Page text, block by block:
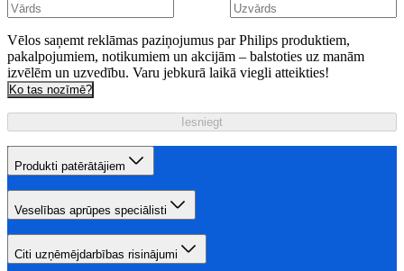
Vēlos saņemt reklāmas paziņojumus par Philips produktiem,
pakalpojumiem, notikumiem un akcijām – balstoties uz manām
izvēlēm un uzvedību. Varu jebkurā laikā viegli atteikties!
Ko tas nozīmē?
Iesniegt
Produkti patērātājiem
Veselības aprūpes speciālisti
Citi uzņēmējdarbības risinājumi